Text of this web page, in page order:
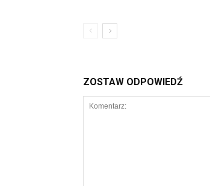
ZOSTAW ODPOWIEDŹ